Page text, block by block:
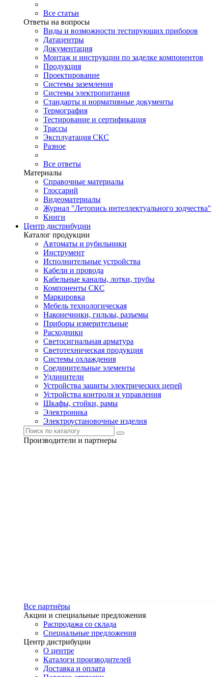
Все статьи
Ответы на вопросы
Виды и возможности тестирующих приборов
Датацентры
Документация
Монтаж и инструкции по заделке компонентов
Продукция
Проектирование
Системы заземления
Системы электропитания
Стандарты и нормативные документы
Термография
Тестирование и сертификация
Трассы
Эксплуатация СКС
Разное
Все ответы
Материалы
Справочные материалы
Глоссарий
Видеоматериалы
Журнал "Летопись интеллектуального зодчества"
Книги
Центр дистрибуции
Каталог продукции
Автоматы и рубильники
Инструмент
Исполнительные устройства
Кабели и провода
Кабельные каналы, лотки, трубы
Компоненты СКС
Маркировка
Мебель технологическая
Наконечники, гильзы, разъемы
Приборы измерительные
Расходники
Светосигнальная арматура
Светотехническая продукция
Системы охлаждения
Соединительные элементы
Удлинители
Устройства защиты электрических цепей
Устройства контроля и управления
Шкафы, стойки, рамы
Электроника
Электроустановочные изделия
Производители и партнеры
Все партнёры
Акции и специальные предложения
Распродажа со склада
Специальные предложения
Центр дистрибуции
О центре
Каталоги производителей
Доставка и оплата